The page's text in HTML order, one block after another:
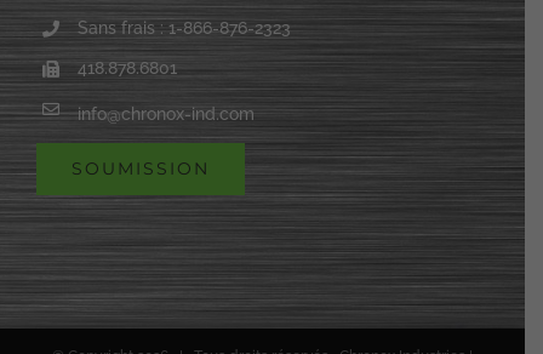
Sans frais : 1-866-876-2323
418.878.6801
info@chronox-ind.com
SOUMISSION